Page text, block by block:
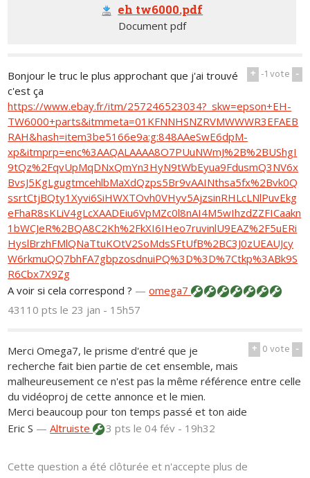
eh tw6000.pdf
Document pdf
+ -1vote -
Bonjour le truc le plus approchant que j'ai trouvé
c'est ça
https://www.ebay.fr/itm/257246523034?_skw=epson+EH-
TW6000+parts&itmmeta=01KFNNHSNZRVMWWWR3EFAEB
RAH&hash=item3be5166e9a:g:848AAeSwE6dpM-
xp&itmprp=enc%3AAQALAAAA8O7PUuNWmJ%2B%2BUShgI
9tQz%2FqvUpMqDNxQmYn3HyN9tWbEyua9FdusmQ3NV6x
BvsJ5KgLgugtmcehlbMaXdQzps5Br9vAAINthsa5fx%2Bvk0Q
ssrtCtjBQty1Xyvi6SiHWXTOvh0VHyv5AjzsinRHLcLNlPuvEkg
eFhaR8sKLiV4gLcXAADEiu6VpMZc0l8nAI4M5wIhzdZZFICaakn
1bWCJeR%2BQA8C2Kh%2FkXI6IHeo7ruvinlU9EAZ%2F5uERi
HyslBrzhFMlQNaTtuKOtV2SoMdsSFtUfB%2BC3J0zUEAUJcy
W6rkmuQQ7bhFA7gbpzosdnuiPQ%3D%3D%7Ctkp%3ABk9S
R6Cbx7X9Zg
A voir si cela correspond ? —omega7
43110 ptsle 23 jan - 15h57
+ 0vote -
Merci Omega7, le prisme d'entré que je
recherche fait bien partie de cet ensemble, mais
malheureusement ce n'est pas la même référence entre celle
du vidéoproj de cette annonce et le mien.
Merci beaucoup pour ton temps passé et ton aide
Eric S —Altruiste 3 ptsle 04 fév - 19h32
Cette question a été clôturée et n'accepte plus de